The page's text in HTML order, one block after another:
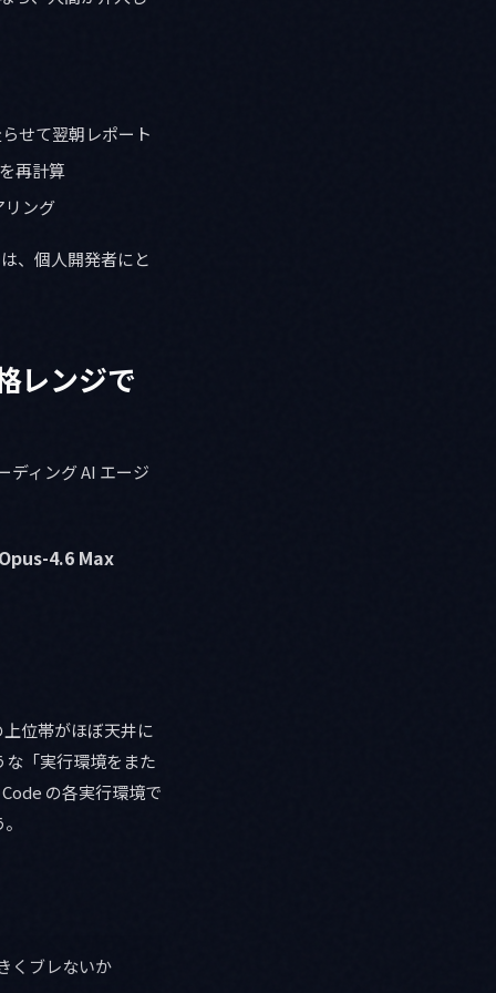
せて翌朝レポート
再計算
ング
、個人開発者にと
レンジで
ディング AI エージ
4.6 Max
位帯がほぼ天井に
「実行環境をまた
の各実行環境で
くブレないか